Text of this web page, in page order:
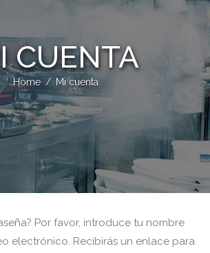
CUENTA
Home / Mi cuenta
Por favor, introduce tu nombre
electrónico. Recibirás un enlace para